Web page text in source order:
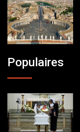
Populaires